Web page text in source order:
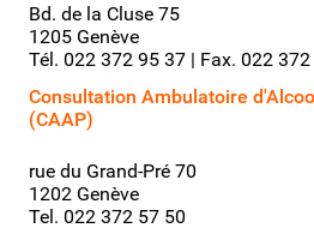
Bd. de la Cluse 75
1205 Genève
Tél. 022 372 95 37 | Fax. 022
Consultation Ambulatoire
(CAAP)
rue du Grand-Pré 70
1202 Genève
Tel. 022 372 57 50